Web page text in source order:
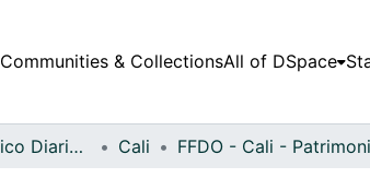
Communities & CollectionsAll of DSpace
Fondo Fotográfico Diario Occidente Cali FFDO - Cali -